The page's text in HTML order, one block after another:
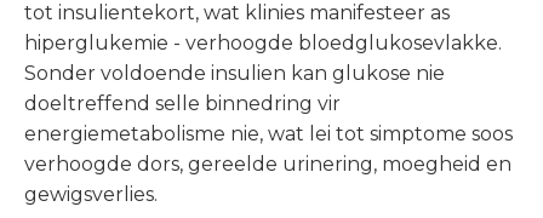
tot insulientekort, wat klinies manifesteer as
hiperglukemie - verhoogde bloedglukosevlakke.
Sonder voldoende insulien kan glukose nie
doeltreffend selle binnedring vir
energiemetabolisme nie, wat lei tot simptome soos
verhoogde dors, gereelde urinering, moegheid en
gewigsverlies.